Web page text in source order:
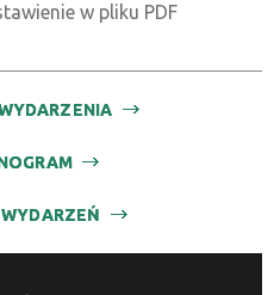
w pliku PDF